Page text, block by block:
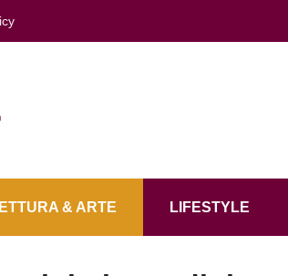
& ARTE LIFESTYLE